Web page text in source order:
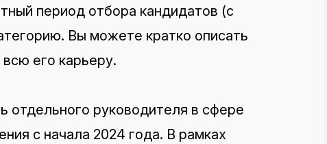
период отбора кандидатов (с
Вы можете кратко описать
его карьеру.
отдельного руководителя в сфере
с начала 2024 года. В рамках